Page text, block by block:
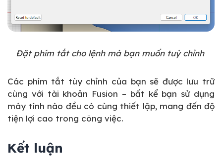
Đặt phím tắt cho lệnh mà bạn muốn tuỳ chỉnh
Các phím tắt tùy chỉnh của bạn sẽ được lưu trữ
cùng với tài khoản Fusion – bất kể bạn sử dụng
máy tính nào đều có cùng thiết lập, mang đến độ
tiện lợi cao trong công việc.
Kết luận